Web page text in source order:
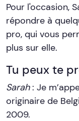
Pour l'occasion,
répondre à
pro, qui vous
plus sur elle.
Tu peux te
Sarah: Je
originaire de
2009.